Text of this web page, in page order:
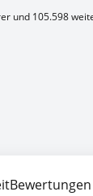
und 105.598
Bewertungen